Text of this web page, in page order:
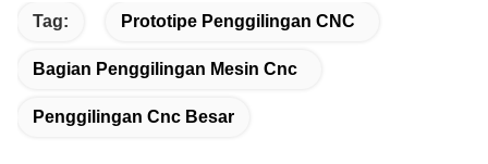
Tag: Prototipe Penggilingan CNC
Bagian Penggilingan Mesin Cnc
Penggilingan Cnc Besar